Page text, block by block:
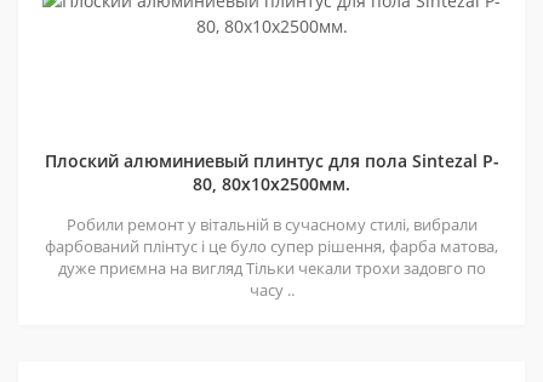
Плоский алюминиевый плинтус для пола Sintezal P-
80, 80х10х2500мм.
Робили ремонт у вітальній в сучасному стилі, вибрали
фарбований плінтус і це було супер рішення, фарба матова,
дуже приємна на вигляд Тільки чекали трохи задовго по
часу ..